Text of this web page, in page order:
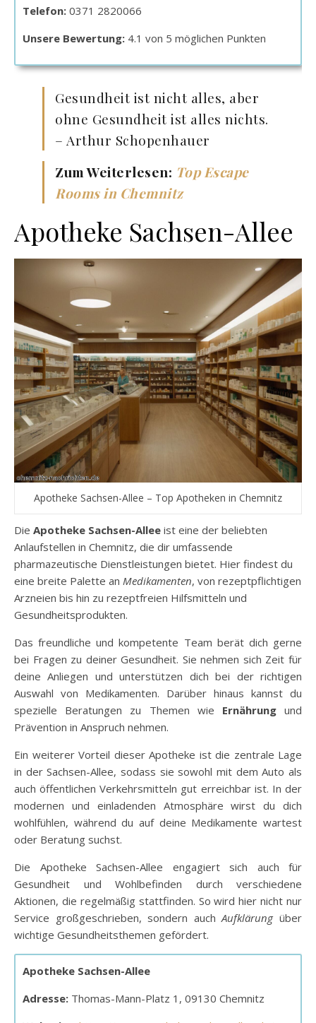
Telefon: 0371 2820066
Unsere Bewertung: 4.1 von 5 möglichen Punkten
Gesundheit ist nicht alles, aber
ohne Gesundheit ist alles nichts.
– Arthur Schopenhauer
Zum Weiterlesen: Top Escape
Rooms in Chemnitz
Apotheke Sachsen-Allee
Apotheke Sachsen-Allee – Top Apotheken in Chemnitz
Die Apotheke Sachsen-Allee ist eine der beliebten
Anlaufstellen in Chemnitz, die dir umfassende
pharmazeutische Dienstleistungen bietet. Hier findest du
eine breite Palette an Medikamenten, von rezeptpflichtigen
Arzneien bis hin zu rezeptfreien Hilfsmitteln und
Gesundheitsprodukten.
Das freundliche und kompetente Team berät dich gerne
bei Fragen zu deiner Gesundheit. Sie nehmen sich Zeit für
deine Anliegen und unterstützen dich bei der richtigen
Auswahl von Medikamenten. Darüber hinaus kannst du
spezielle Beratungen zu Themen wie Ernährungund
Prävention in Anspruch nehmen.
Ein weiterer Vorteil dieser Apotheke ist die zentrale Lage
in der Sachsen-Allee, sodass sie sowohl mit dem Auto als
auch öffentlichen Verkehrsmitteln gut erreichbar ist. In der
modernen und einladenden Atmosphäre wirst du dich
wohlfühlen, während du auf deine Medikamente wartest
oder Beratung suchst.
Die Apotheke Sachsen-Allee engagiert sich auch für
Gesundheit und Wohlbefinden durch verschiedene
Aktionen, die regelmäßig stattfinden. So wird hier nicht nur
Service großgeschrieben, sondern auchAufklärungüber
wichtige Gesundheitsthemen gefördert.
Apotheke Sachsen-Allee
Adresse: Thomas-Mann-Platz 1, 09130 Chemnitz